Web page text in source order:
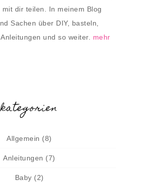
dir teilen. In meinem Blog
Sachen über DIY, basteln,
und so weiter. mehr
kategorien
Allgemein (8)
Anleitungen (7)
Baby (2)